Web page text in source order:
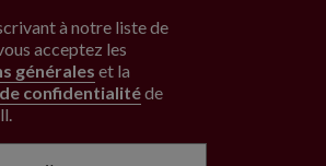
à notre liste de
acceptez les
générales et la
confidentialitéde
.